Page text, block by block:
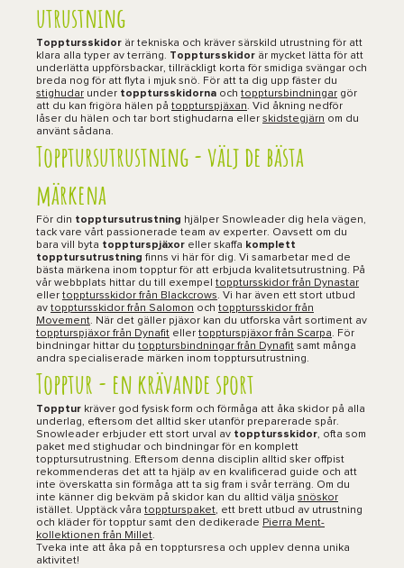
utrustning
Topptursskidor är tekniska och kräver särskild utrustning för att
klara alla typer av terräng. Topptursskidor är mycket lätta för att
underlätta uppförsbackar, tillräckligt korta för smidiga svängar och
breda nog för att flyta i mjuk snö. För att ta dig upp fäster du
stighudar under topptursskidorna och topptursbindningar gör
att du kan frigöra hälen på toppturspjäxan. Vid åkning nedför
låser du hälen och tar bort stighudarna eller skidstegjärn om du
använt sådana.
Topptursutrustning - välj de bästa
märkena
För din topptursutrustning hjälper Snowleader dig hela vägen,
tack vare vårt passionerade team av experter. Oavsett om du
bara vill byta toppturspjäxor eller skaffa komplett
topptursutrustning finns vi här för dig. Vi samarbetar med de
bästa märkena inom topptur för att erbjuda kvalitetsutrustning. På
vår webbplats hittar du till exempel topptursskidor från Dynastar
eller topptursskidor från Blackcrows. Vi har även ett stort utbud
av topptursskidor från Salomon och topptursskidor från
Movement. När det gäller pjäxor kan du utforska vårt sortiment av
toppturspjäxor från Dynafit eller toppturspjäxor från Scarpa. För
bindningar hittar du topptursbindningar från Dynafit samt många
andra specialiserade märken inom topptursutrustning.
Topptur - en krävande sport
Topptur kräver god fysisk form och förmåga att åka skidor på alla
underlag, eftersom det alltid sker utanför preparerade spår.
Snowleader erbjuder ett stort urval av topptursskidor, ofta som
paket med stighudar och bindningar för en komplett
topptursutrustning. Eftersom denna disciplin alltid sker offpist
rekommenderas det att ta hjälp av en kvalificerad guide och att
inte överskatta sin förmåga att ta sig fram i svår terräng. Om du
inte känner dig bekväm på skidor kan du alltid välja snöskor
istället. Upptäck våra toppturspaket, ett brett utbud av utrustning
och kläder för topptur samt den dedikerade Pierra Ment-
kollektionen från Millet.
Tveka inte att åka på en topptursresa och upplev denna unika
aktivitet!